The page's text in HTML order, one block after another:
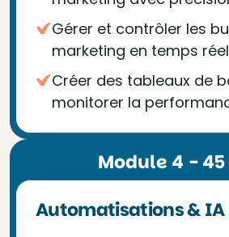
Gérer et contrôler les
marketing en temps réel
Créer des tableaux de
monitorer la
Module 4 -
Automatisations & IA